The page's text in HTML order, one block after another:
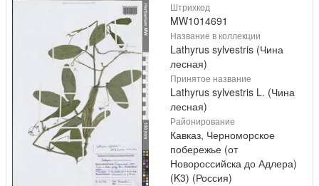
Штрихкод
MW1014691
Название в коллекции
Lathyrus sylvestris (Чина
лесная)
Принятое название
Lathyrus sylvestris L. (Чина
лесная)
Районирование
Кавказ, Черноморское
побережье (от
Новороссийска до Адлера)
(K3) (Россия)